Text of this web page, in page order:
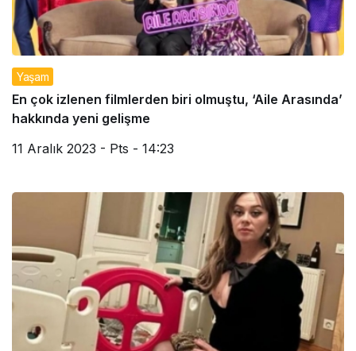
Yaşam
En çok izlenen filmlerden biri olmuştu, ‘Aile Arasında’
hakkında yeni gelişme
11 Aralık 2023 - Pts - 14:23